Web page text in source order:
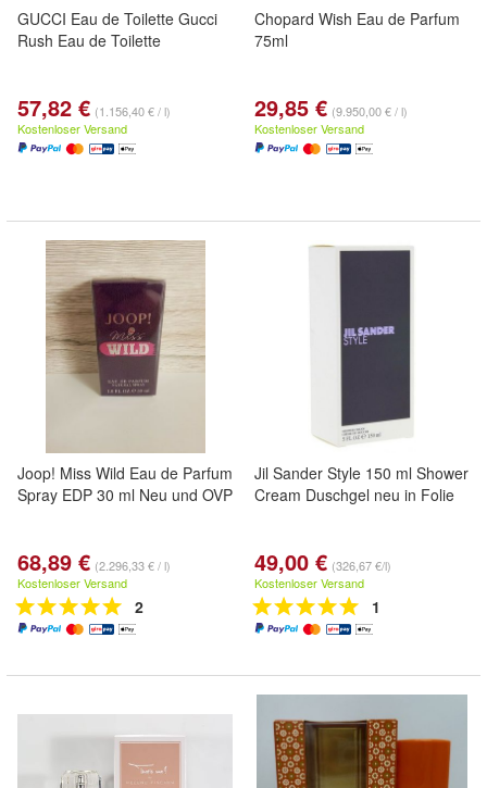
GUCCI Eau de Toilette Gucci
Rush Eau de Toilette
57,82 € (1.156,40 € / l)
Kostenloser Versand
Chopard Wish Eau de Parfum
75ml
29,85 € (9.950,00 € / l)
Kostenloser Versand
Joop! Miss Wild Eau de Parfum
Spray EDP 30 ml Neu und OVP
68,89 € (2.296,33 € / l)
Kostenloser Versand
2
Jil Sander Style 150 ml Shower
Cream Duschgel neu in Folie
49,00 € (326,67 €/l)
Kostenloser Versand
1